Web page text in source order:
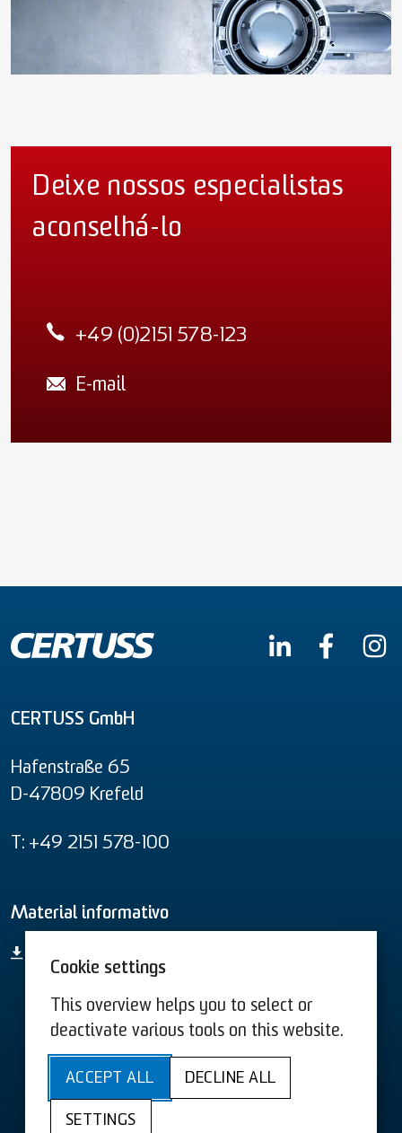
Cookie settings
This overview helps you to select or
deactivate various tools on this website.
ACCEPT ALL DECLINE ALL
SETTINGS
Deixe nossos especialistas
aconselhá-lo
+49 (0)2151 578-123
E-mail
CERTUSS GmbH
Hafenstraße 65
D-47809 Krefeld
T: +49 2151 578-100
Material informativo
Termos e Condições US
Termos e Condições
Sitemap
Acessibilidade
Política de privacidade
Ficha técnica